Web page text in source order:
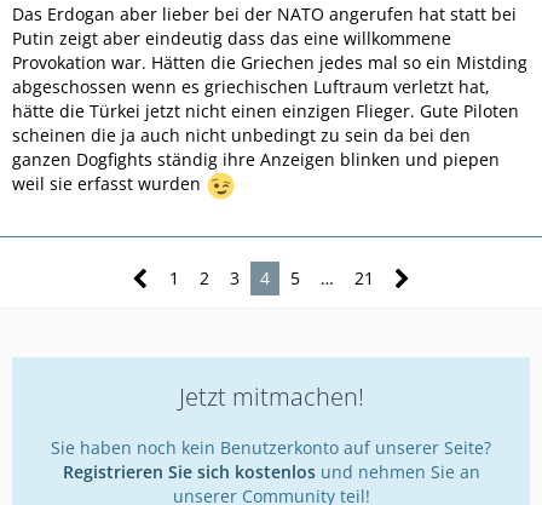
Das Erdogan aber lieber bei der NATO angerufen hat statt bei
Putin zeigt aber eindeutig dass das eine willkommene
Provokation war. Hätten die Griechen jedes mal so ein Mistding
abgeschossen wenn es griechischen Luftraum verletzt hat,
hätte die Türkei jetzt nicht einen einzigen Flieger. Gute Piloten
scheinen die ja auch nicht unbedingt zu sein da bei den
ganzen Dogfights ständig ihre Anzeigen blinken und piepen
weil sie erfasst wurden
1 2 3 4 5 … 21
Jetzt mitmachen!
Sie haben noch kein Benutzerkonto auf unserer Seite?
Registrieren Sie sich kostenlosund nehmen Sie an
unserer Community teil!